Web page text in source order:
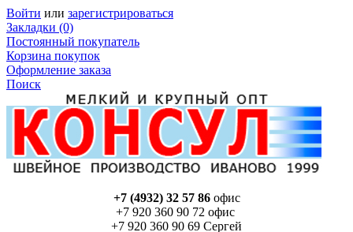
Войти или зарегистрироваться
Закладки (0)
Постоянный покупатель
Корзина покупок
Оформление заказа
Поиск
+7 (4932) 32 57 86офис
+7 920 360 90 72 офис
+7 920 360 90 69 Сергей